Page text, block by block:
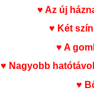
♥ Az új
♥ Két
♥ A
♥ Nagyobb
♥